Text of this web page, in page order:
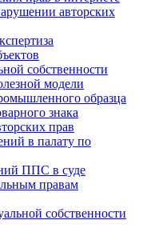
авторских
собственности
модели
образца
знака
прав
в палату по
ППС в суде
правам
собственности